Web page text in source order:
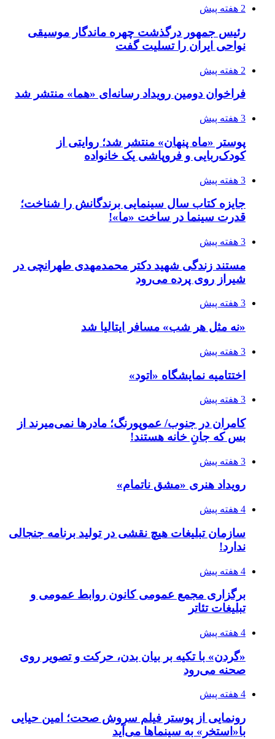
2 هفته پیش
رئیس جمهور درگذشت چهره ماندگار موسیقی
نواحی ایران را تسلیت گفت
2 هفته پیش
فراخوان دومین رویداد رسانه‌ای «هما» منتشر شد
3 هفته پیش
پوستر «ماه پنهان» منتشر شد؛ روایتی از
کودک‌ربایی و فروپاشی یک خانواده
3 هفته پیش
جایزه کتاب سال سینمایی برندگانش را شناخت؛
قدرت سینما در ساخت «ما»!
3 هفته پیش
مستند زندگی شهید دکتر محمدمهدی طهرانچی در
شیراز روی پرده می‌رود
3 هفته پیش
«نه مثل هر شب» مسافر ایتالیا شد
3 هفته پیش
اختتامیه نمایشگاه «اتود»
3 هفته پیش
کامران در جنوب/ عموپورنگ؛ مادرها نمی‌میرند از
بس که جانِ خانه هستند!
3 هفته پیش
رویداد هنری «مشق ناتمام»
4 هفته پیش
سازمان تبلیغات هیچ نقشی در تولید برنامه جنجالی
ندارد!
4 هفته پیش
برگزاری مجمع عمومی کانون روابط عمومی و
تبلیغات تئاتر
4 هفته پیش
«گردن» با تکیه بر بیان بدن، حرکت و تصویر روی
صحنه می‌رود
4 هفته پیش
رونمایی از پوستر فیلم سروش صحت؛ امین حیایی
با«استخر» به سینماها می‌آید